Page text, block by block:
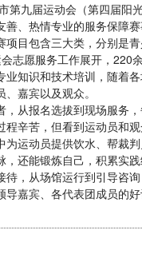
九届运动会（第四届阳光
、热情专业的服务保障赛
包含三大类，分别是青
愿服务工作展开，220余
业知识和技术培训，随着
嘉宾以及观众。
报名选拔到现场服务，
程辛苦，但看到运动员和
动员提供饮水、帮裁判
，还能锻炼自己，积累实
从场馆运行到引导咨询
导嘉宾、各代表团成员